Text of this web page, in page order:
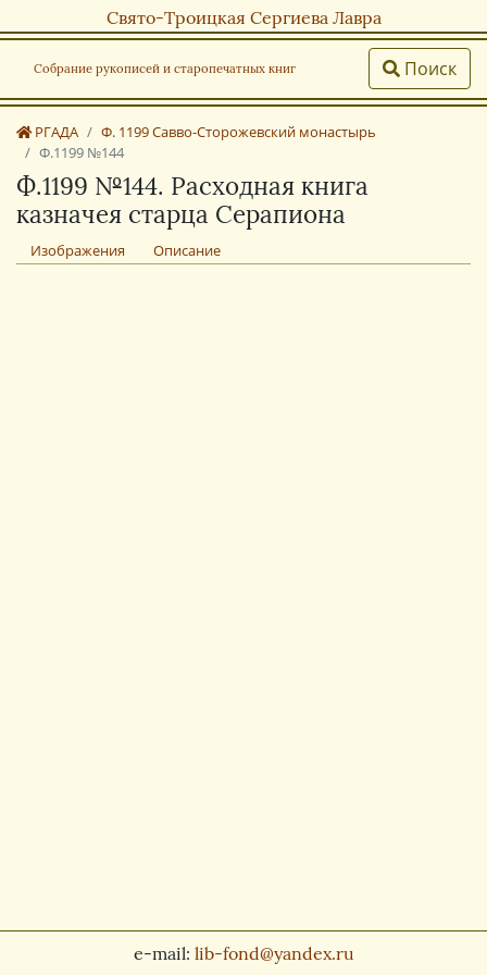
Свято-Троицкая Сергиева Лавра
Собрание рукописей и старопечатных книг Поиск
РГАДА
Ф. 1199 Савво-Сторожевский монастырь
Ф.1199 №144
Ф.1199 №144. Расходная книга
казначея старца Серапиона
Изображения Описание
e-mail: lib-fond@yandex.ru